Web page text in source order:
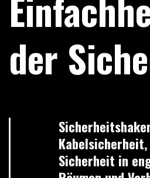
der
Kabelsicherheit,
Sicherheit in